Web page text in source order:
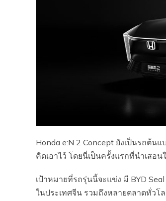
Honda e:N 2 Concept ยังเป็นรถต้
คิดเอาไว้ โดยนี่เป็นครั้งแรกที่นำเสอ
เป้าหมายที่รถรุ่นนี้จะแข่ง มี BYD Seal
ในประเทศจีน รวมถึงหลายตลาดทั่วโ